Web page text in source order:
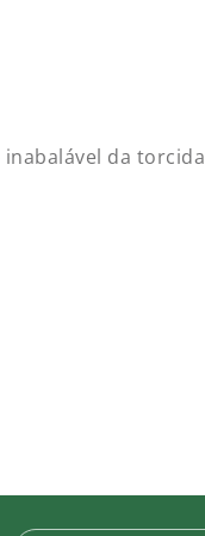
ESQUERDA da